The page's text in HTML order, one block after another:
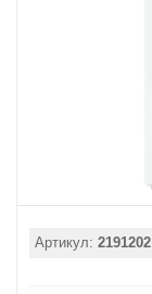
Артикул: 2191202